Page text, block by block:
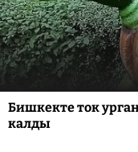
Бишкекте ток
калды